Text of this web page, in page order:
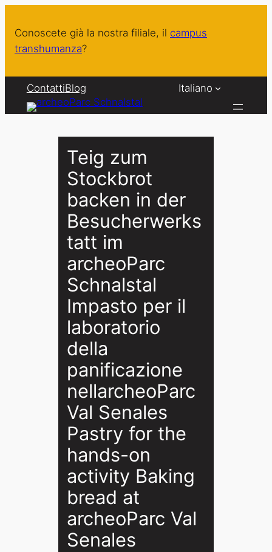
contenuto
Conoscete già la nostra filiale, il campus
transhumanza?
ContattiBlog Italiano
Teig zum
Stockbrot
backen in der
Besucherwerks
tatt im
archeoParc
Schnalstal
Impasto per il
laboratorio
della
panificazione
nellarcheoParc
Val Senales
Pastry for the
hands-on
activity Baking
bread at
archeoParc Val
Senales